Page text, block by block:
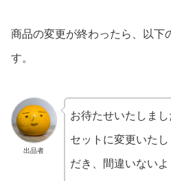
商品の変更が終わったら、以下
す。
出品者
お待たせいたしまし
セットに変更いた
だき、間違いない